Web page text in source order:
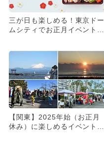
三が日も楽しめる！東京ドー
ムシティでお正月イベント
【関東】2025年始（お正月
休み）に楽しめるイベント16